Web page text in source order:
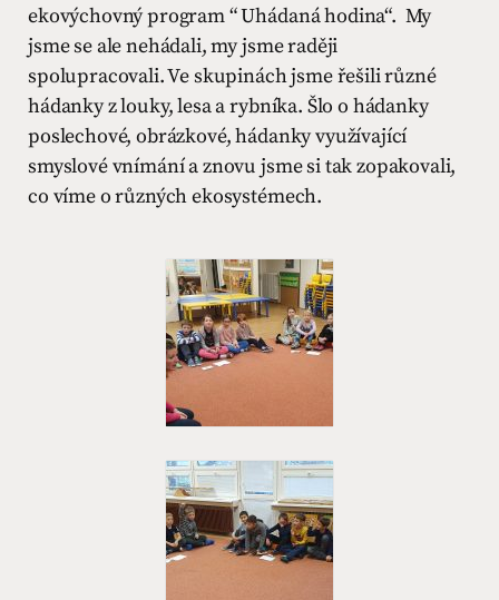
ekovýchovný program “ Uhádaná hodina“. My
jsme se ale nehádali, my jsme raději
spolupracovali. Ve skupinách jsme řešili různé
hádanky z louky, lesa a rybníka. Šlo o hádanky
poslechové, obrázkové, hádanky využívající
smyslové vnímání a znovu jsme si tak zopakovali,
co víme o různých ekosystémech.